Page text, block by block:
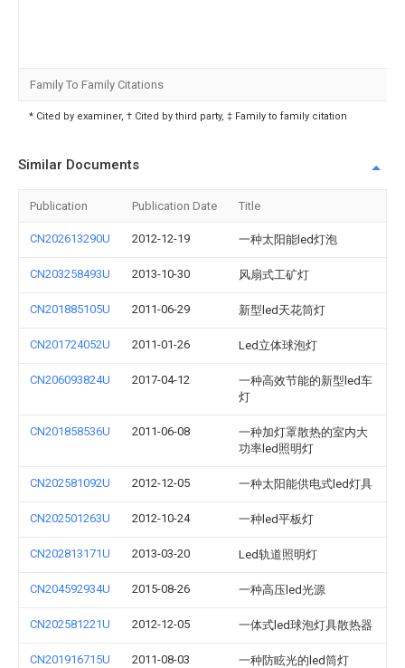
Family To Family Citations
* Cited by examiner, † Cited by third party, ‡ Family to family citation
Similar Documents
Publication Publication Date Title
CN202613290U 2012-12-19 一种太阳能led灯泡
CN203258493U 2013-10-30 风扇式工矿灯
CN201885105U 2011-06-29 新型led天花筒灯
CN201724052U 2011-01-26 Led立体球泡灯
CN206093824U 2017-04-12
一种高效节能的新型led车
灯
CN201858536U 2011-06-08
一种加灯罩散热的室内大
功率led照明灯
CN202581092U 2012-12-05 一种太阳能供电式led灯具
CN202501263U 2012-10-24 一种led平板灯
CN202813171U 2013-03-20 Led轨道照明灯
CN204592934U 2015-08-26 一种高压led光源
CN202581221U 2012-12-05 一体式led球泡灯具散热器
CN201916715U 2011-08-03 一种防眩光的led筒灯